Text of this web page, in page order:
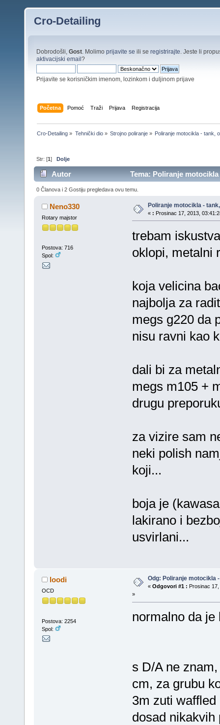
Cro-Detailing
Dobrodošli, Gost . Molimo prijavite se ili se registrirajte . Jeste li
aktivacijski email?
Prijavite se korisničkim imenom, lozinkom i duljinom prijave
Početna Pomoć Traži Prijava Registracija
Cro-Detailing » Tehnički dio» Strojno poliranje» Poliranje motocikla - tank,
Str: [1]Dolje
Autor Tema: Poliranje
0 Članova i 2 Gostiju pregledava ovu temu.
Neno330
Rotary majstor
Postova: 716
Spol:
Poliranje motocikla -
« : Prosinac 17, 2013,
trebam
oklopi, metalni
koja velicina
najbolja za
megs g220 da
nisu ravni kao
dali bi za
megs m105 +
drugu
za vizire sam
neki polish
koji...
boja je
lakirano i
usvirlani...
loodi
OCD
Postova: 2254
Spol:
Odg: Poliranje motocikla
« Odgovori #1 : Prosinac 17,
»
normalno da je
s D/A ne
cm, za grubu
3m zuti
dosad nikakvih